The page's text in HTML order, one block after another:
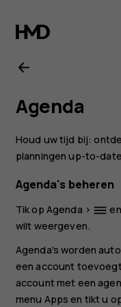
voor
Nokia
8.1
Agenda
Houd uw tijd bij:
planningen up-to-
Agenda's beheren
Tik op Agenda > dehaze
wilt weergeven.
Agenda's worden
een account
account met een
menu Apps en tikt u